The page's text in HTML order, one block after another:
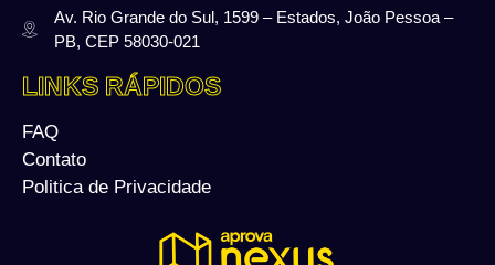
Av. Rio Grande do Sul, 1599 – Estados, João Pessoa –
PB, CEP 58030-021
LINKS RÁPIDOS
FAQ
Contato
Politica de Privacidade